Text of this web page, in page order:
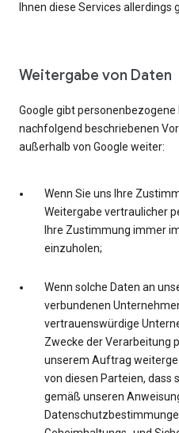
Ihnen diese Services
Weitergabe von Daten
Google gibt
nachfolgend beschriebenen
außerhalb von Google weiter:
Wenn Sie uns Ihre
Weitergabe vertraulicher
Ihre Zustimmung immer
einzuholen;
Wenn solche Daten an
verbundenen
vertrauenswürdige
Zwecke der Verarbeitung
unserem Auftrag
von diesen Parteien, dass
gemäß unseren